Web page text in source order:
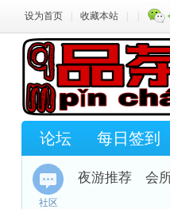
设为首页 收藏本站
论坛 每日签到
社区
夜游推荐 会